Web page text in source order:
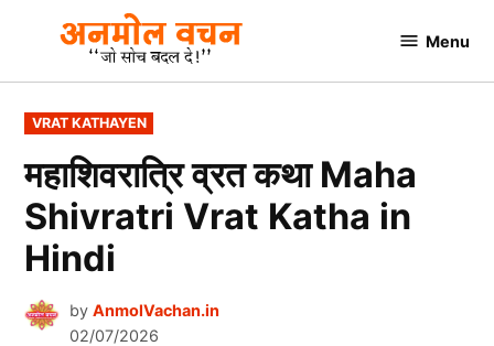
content
AnmolVachan.in
Menu
POSTED
IN
VRAT KATHAYEN
महाशिवरात्रि व्रत कथा Maha
Shivratri Vrat Katha in
Hindi
by AnmolVachan.in
02/07/2026